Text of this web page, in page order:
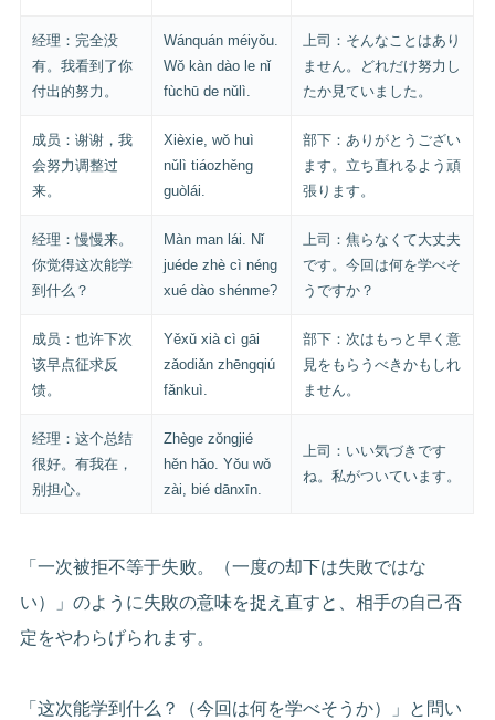
经理：完全没
有。我看到了你
付出的努力。
Wánquán méiyǒu.
Wǒ kàn dào le nǐ
fùchū de nǔlì.
上司：そんなことはあり
ません。どれだけ努力し
たか見ていました。
成员：谢谢，我
会努力调整过
来。
Xièxie, wǒ huì
nǔlì tiáozhěng
guòlái.
部下：ありがとうござい
ます。立ち直れるよう頑
張ります。
经理：慢慢来。
你觉得这次能学
到什么？
Màn man lái. Nǐ
juéde zhè cì néng
xué dào shénme?
上司：焦らなくて大丈夫
です。今回は何を学べそ
うですか？
成员：也许下次
该早点征求反
馈。
Yěxǔ xià cì gāi
zǎodiǎn zhēngqiú
fǎnkuì.
部下：次はもっと早く意
見をもらうべきかもしれ
ません。
经理：这个总结
很好。有我在，
别担心。
Zhège zǒngjié
hěn hǎo. Yǒu wǒ
zài, bié dānxīn.
上司：いい気づきです
ね。私がついています。
「一次被拒不等于失败。（一度の却下は失敗ではな
い）」のように失敗の意味を捉え直すと、相手の自己否
定をやわらげられます。
「这次能学到什么？（今回は何を学べそうか）」と問い